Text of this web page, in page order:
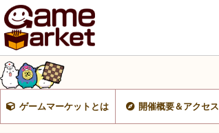
ゲームマーケットとは 開催概要＆アクセス